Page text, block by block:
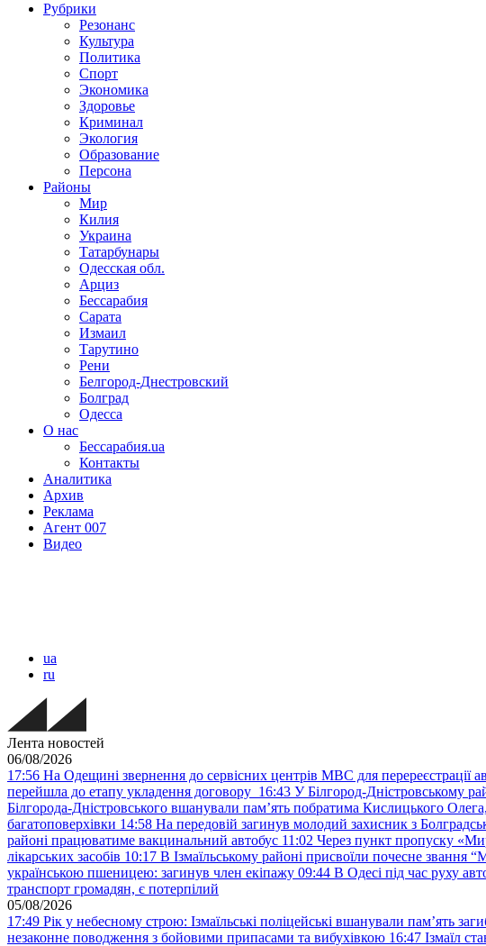
Рубрики
Резонанс
Культура
Политика
Спорт
Экономика
Здоровье
Криминал
Экология
Образование
Персона
Районы
Мир
Килия
Украина
Татарбунары
Одесская обл.
Арциз
Бессарабия
Сарата
Измаил
Тарутино
Рени
Белгород-Днестровский
Болград
Одесса
О нас
Бессарабия.ua
Контакты
Аналитика
Архив
Реклама
Агент 007
Видео
ua
ru
Лента новостей
06/08/2026
17:56 На Одещині звернення до сервісних центрів МВС для перереєстрації
перейшла до етапу укладення договору 16:43 У Білгород-Дністровському
Білгорода-Дністровського вшанували пам’ять побратима Кислицького
багатоповерхівки 14:58 На передовій загинув молодий захисник з
районі працюватиме вакцинальний автобус 11:02 Через пункт пропуску
лікарських засобів 10:17 В Ізмаїльському районі присвоїли почесне звання
українською пшеницею: загинув член екіпажу 09:44 В Одесі під час руху
транспорт громадян, є потерпілий
05/08/2026
17:49 Рік у небесному строю: Ізмаїльські поліцейські вшанували пам’ять
незаконне поводження з бойовими припасами та вибухівкою 16:47 Ізмаїл